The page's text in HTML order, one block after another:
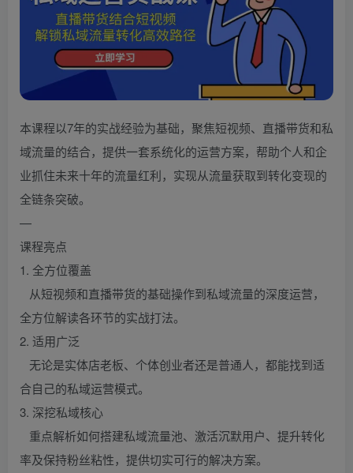
本课程以7年的实战经验为基础，聚焦短视频、直播带货和私
域流量的结合，提供一套系统化的运营方案，帮助个人和企
业抓住未来十年的流量红利，实现从流量获取到转化变现的
全链条突破。
—
课程亮点
1. 全方位覆盖
从短视频和直播带货的基础操作到私域流量的深度运营，
全方位解读各环节的实战打法。
2. 适用广泛
无论是实体店老板、个体创业者还是普通人，都能找到适
合自己的私域运营模式。
3. 深挖私域核心
重点解析如何搭建私域流量池、激活沉默用户、提升转化
率及保持粉丝粘性，提供切实可行的解决方案。